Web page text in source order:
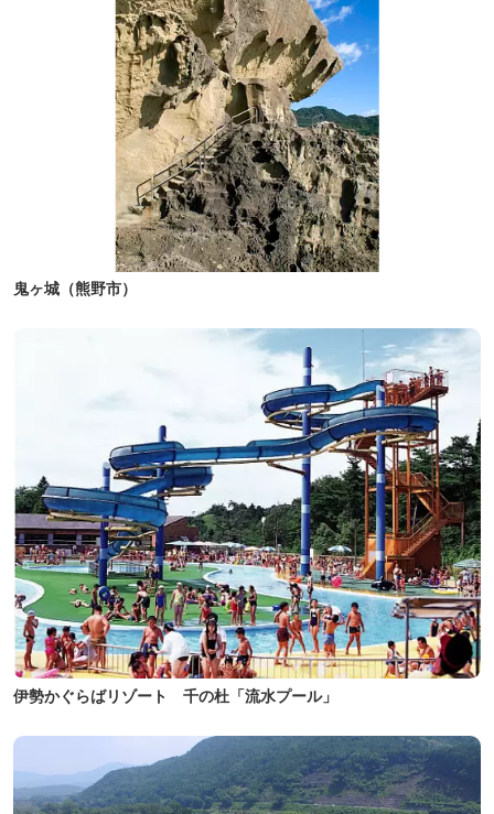
鬼ヶ城（熊野市）
伊勢かぐらばリゾート 千の杜「流水プール」